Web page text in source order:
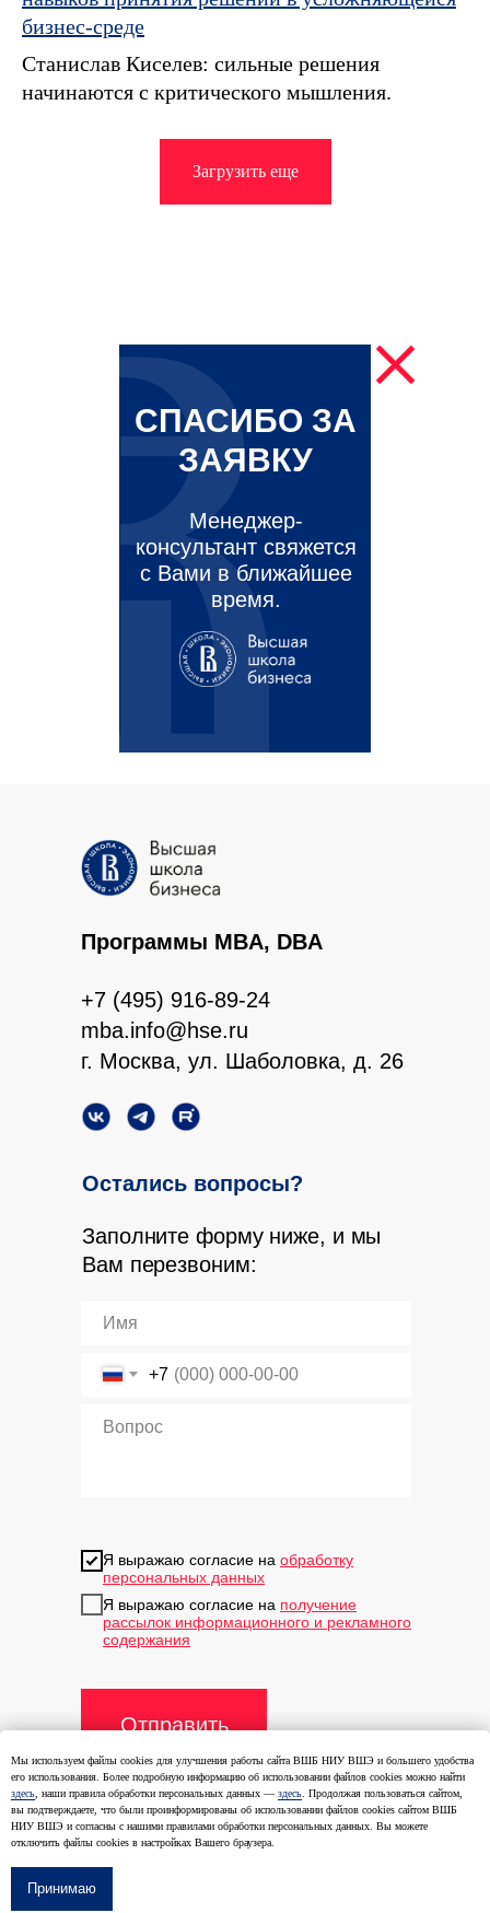
бизнес-среде
Станислав Киселев: сильные решения
начинаются с критического мышления.
Загрузить еще
Менеджер-
консультант свяжется
с Вами в ближайшее
время.
СПАСИБО ЗА
ЗАЯВКУ
+7 (495) 916-89-24
Программы MBA, DBA
Заполните форму ниже, и мы
Вам перезвоним:
Остались вопросы?
+7
Я выражаю согласие на обработку
персональных данных
Я выражаю согласие на получение
рассылок информационного и рекламного
содержания
Отправить
mba.info@hse.ru
г. Москва, ул. Шаболовка, д. 26
1999-2026 © Все права
Разработка сайта – Альтернатива
Мы используем файлы cookies для улучшения работы сайта ВШБ НИУ ВШЭ и большего удобства
его использования. Более подробную информацию об использовании файлов cookies можно найти
здесь, наши правила обработки персональных данных — здесь. Продолжая пользоваться сайтом,
вы подтверждаете, что были проинформированы об использовании файлов cookies сайтом ВШБ
НИУ ВШЭ и согласны с нашими правилами обработки персональных данных. Вы можете
отключить файлы cookies в настройках Вашего браузера.
Принимаю